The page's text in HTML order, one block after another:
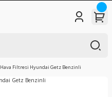
Hava Filtresi Hyundai Getz Benzinli